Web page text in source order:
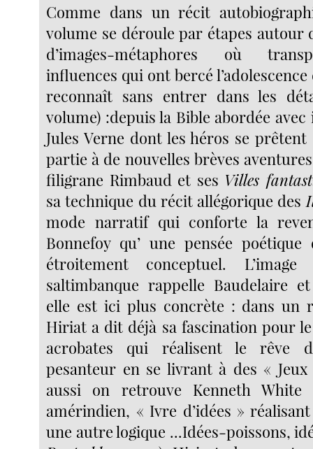
Comme dans un récit
volume se déroule par étapes autour
d’images-métaphores où
influences qui ont bercé l’adolescence
reconnaît sans entrer dans les
volume) :depuis la Bible abordée avec
Jules Verne dont les héros se
partie à de nouvelles brèves
filigrane Rimbaud et ses Villes
sa technique du récit allégorique des
mode narratif qui conforte la
Bonnefoy qu’ une pensée
étroitement conceptuel.
saltimbanque rappelle Baudelaire
elle est ici plus concrète : dans un
Hiriat a dit déjà sa fascination pour
acrobates qui réalisent le rêve
pesanteur en se livrant à des «
aussi on retrouve Kenneth
amérindien, « Ivre d’idées »
une autre logique ...Idées-poissons,